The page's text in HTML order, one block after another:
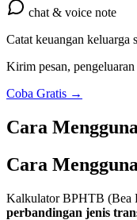
chat & voice note
Catat keuangan keluarga
Kirim pesan,
Coba Gratis →
Cara
Cara
Kalkulator BPHTB (Bea
perbandingan jenis